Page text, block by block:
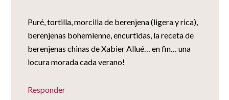
Puré, tortilla, morcilla de berenjena (ligera y rica),
berenjenas bohemienne, encurtidas, la receta de
berenjenas chinas de Xabier Allué… en fin… una
locura morada cada verano!
Responder